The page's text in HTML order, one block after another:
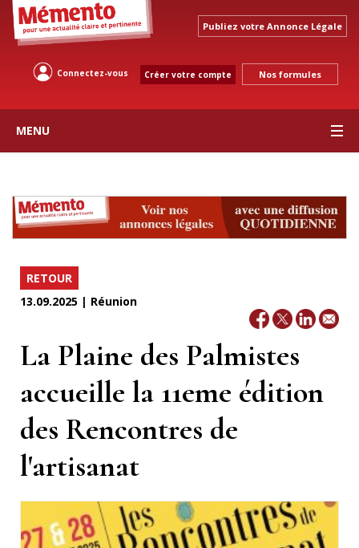
Publiez votre Annonce Légale
Connectez-vous Créer votre compte Nos formules
MENU
RETOUR
13.09.2025 | Réunion
La Plaine des Palmistes
accueille la 11eme édition
des Rencontres de
l'artisanat